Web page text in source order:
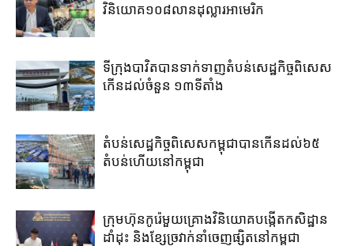
វិនិយោគ​១០៨​លាន​ដុល្លារ​អាមេរិក​
ទីក្រុងបាវិត​បាន​ទាក់​ទាញ​តំបន់​សេដ្ឋកិច្ច​ពិសេស​
កើន​ដល់​ចំនួន ១៣​ទីតាំង​
តំបន់សេដ្ឋកិច្ច​ពិសេស​កម្ពុជា​បាន​កើន​ដល់​៦៥​
តំបន់​ហើយ​នៅ​កម្ពុជា
ក្រុមហ៊ុន​កូរ៉េ​មួយគ្រោង​វិនិយោគ​បង្កើត​កសិដ្ឋាន​
ដាំដុះ​ និង​ខ្សែ​ច្រវាក់​នាំ​ចេញ​ផ្សិត​នៅ​កម្ពុជា​